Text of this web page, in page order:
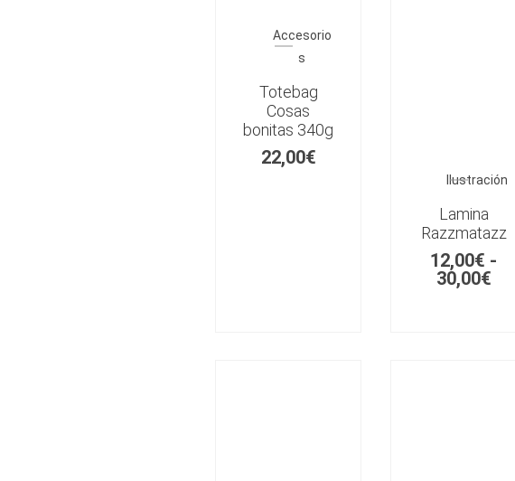
Accesorio
s
Totebag
Cosas
bonitas 340g
22,00€
Ilustración
Lamina
Razzmatazz
12,00€ -
30,00€